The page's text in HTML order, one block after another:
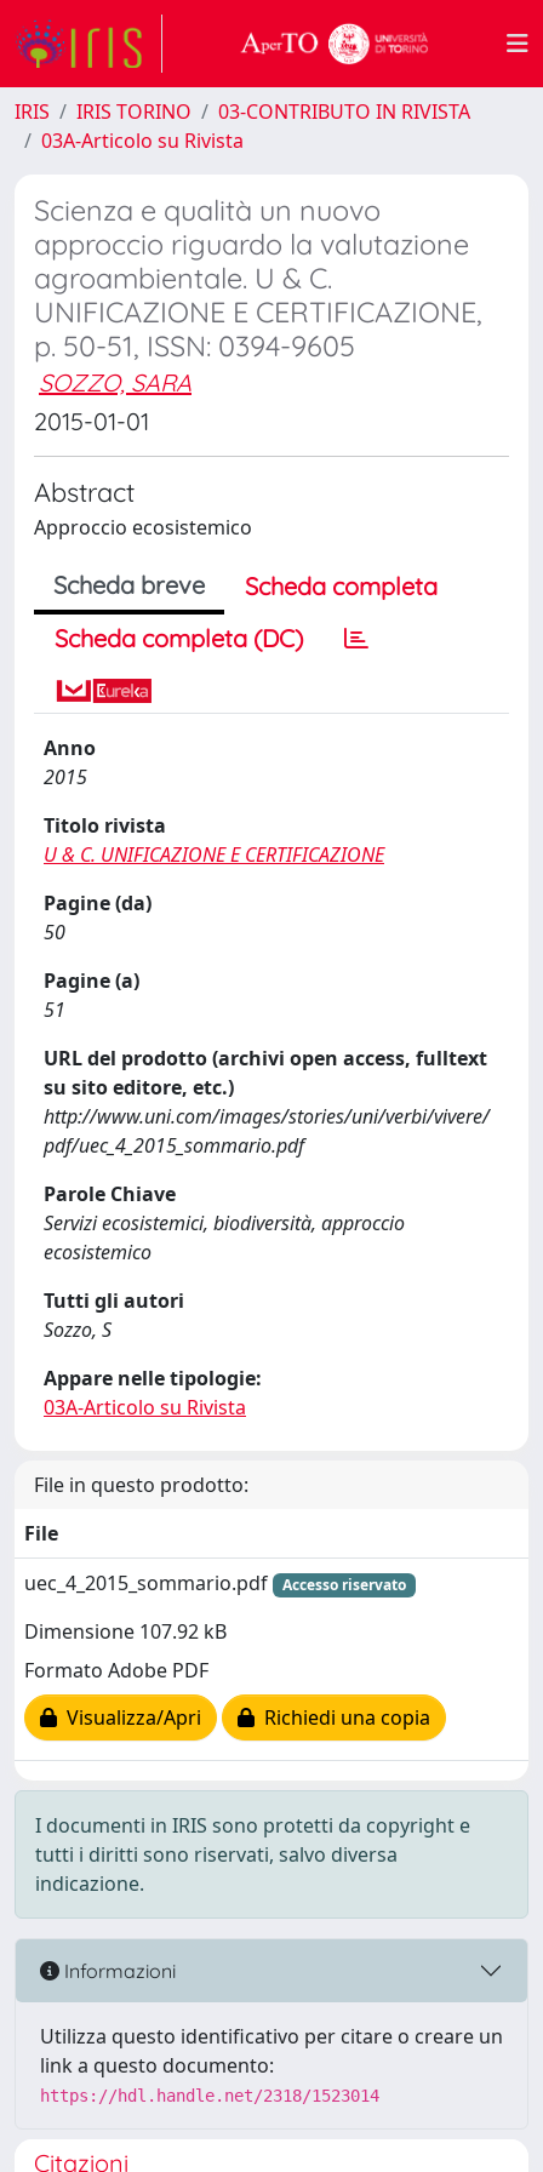
IRIS IRIS TORINO
03-CONTRIBUTO IN RIVISTA
03A-Articolo su Rivista
Scienza e qualità un nuovo
approccio riguardo la valutazione
agroambientale. U & C.
UNIFICAZIONE E CERTIFICAZIONE,
p. 50-51, ISSN: 0394-9605
SOZZO, SARA
2015-01-01
Abstract
Approccio ecosistemico
Scheda breve
Scheda completa
Scheda completa (DC)
Anno
2015
Titolo rivista
U & C. UNIFICAZIONE E CERTIFICAZIONE
Pagine (da)
50
Pagine (a)
51
URL del prodotto (archivi open access, fulltext
su sito editore, etc.)
http://www.uni.com/images/stories/uni/verbi/vivere/
pdf/uec_4_2015_sommario.pdf
Parole Chiave
Servizi ecosistemici, biodiversità, approccio
ecosistemico
Tutti gli autori
Sozzo, S
Appare nelle tipologie:
03A-Articolo su Rivista
File in questo prodotto:
File
uec_4_2015_sommario.pdf
Accesso riservato
Dimensione 107.92 kB
Formato Adobe PDF
Visualizza/Apri
Richiedi una copia
I documenti in IRIS sono protetti da copyright e
tutti i diritti sono riservati, salvo diversa
indicazione.
Informazioni
Utilizza questo identificativo per citare o creare un
link a questo documento:
https://hdl.handle.net/2318/1523014
Citazioni